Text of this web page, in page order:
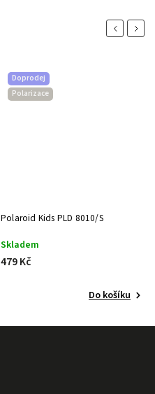
Previous
Doprodej
Polarizace
Polaroid Kids PLD 8010/S
Skladem
479 Kč
Do košíku
Next